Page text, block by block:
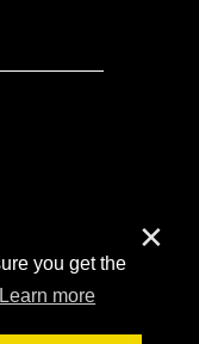
you get the
Learn more
✕
2014-2026